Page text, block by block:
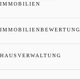
IMMOBILIEN
IMMOBILIENBEWERTUNG
HAUSVERWALTUNG